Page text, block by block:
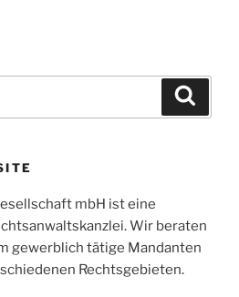
mbH ist eine
Wir beraten
gewerblich tätige Mandanten
Rechtsgebieten.